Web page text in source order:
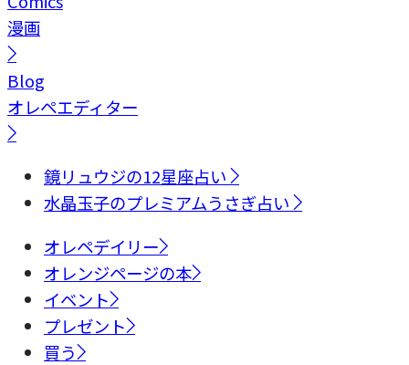
漫画
Blog
オレペエディター
鏡リュウジの12星座占い
水晶玉子のプレミアムうさぎ占い
オレペデイリー
オレンジページの本
イベント
プレゼント
買う